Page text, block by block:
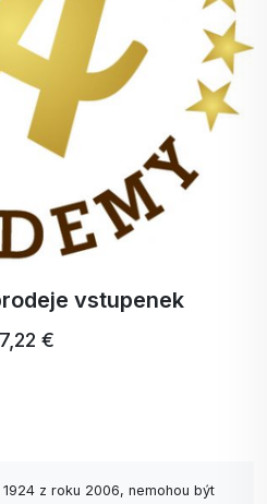
vstupenek
€
z roku 2006, nemohou být